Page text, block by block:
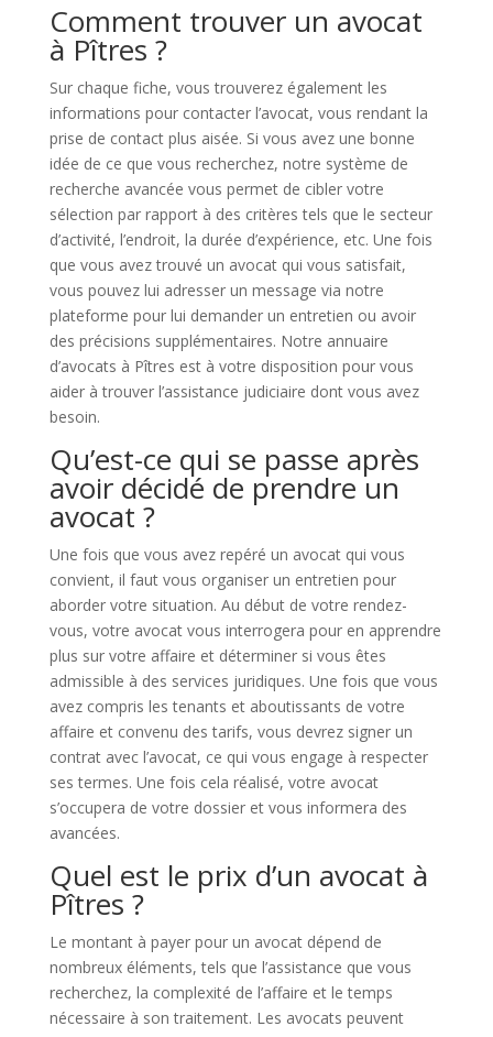
Comment trouver un avocat
à Pîtres ?
Sur chaque fiche, vous trouverez également les
informations pour contacter l’avocat, vous rendant la
prise de contact plus aisée. Si vous avez une bonne
idée de ce que vous recherchez, notre système de
recherche avancée vous permet de cibler votre
sélection par rapport à des critères tels que le secteur
d’activité, l’endroit, la durée d’expérience, etc. Une fois
que vous avez trouvé un avocat qui vous satisfait,
vous pouvez lui adresser un message via notre
plateforme pour lui demander un entretien ou avoir
des précisions supplémentaires. Notre annuaire
d’avocats à Pîtres est à votre disposition pour vous
aider à trouver l’assistance judiciaire dont vous avez
besoin.
Qu’est-ce qui se passe après
avoir décidé de prendre un
avocat ?
Une fois que vous avez repéré un avocat qui vous
convient, il faut vous organiser un entretien pour
aborder votre situation. Au début de votre rendez-
vous, votre avocat vous interrogera pour en apprendre
plus sur votre affaire et déterminer si vous êtes
admissible à des services juridiques. Une fois que vous
avez compris les tenants et aboutissants de votre
affaire et convenu des tarifs, vous devrez signer un
contrat avec l’avocat, ce qui vous engage à respecter
ses termes. Une fois cela réalisé, votre avocat
s’occupera de votre dossier et vous informera des
avancées.
Quel est le prix d’un avocat à
Pîtres ?
Le montant à payer pour un avocat dépend de
nombreux éléments, tels que l’assistance que vous
recherchez, la complexité de l’affaire et le temps
nécessaire à son traitement. Les avocats peuvent